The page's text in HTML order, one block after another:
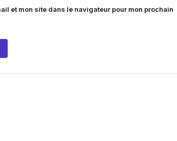
et mon site dans le navigateur pour mon prochain